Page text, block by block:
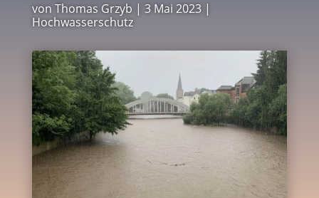
von Thomas Grzyb | 3 Mai 2023|
Hochwasserschutz